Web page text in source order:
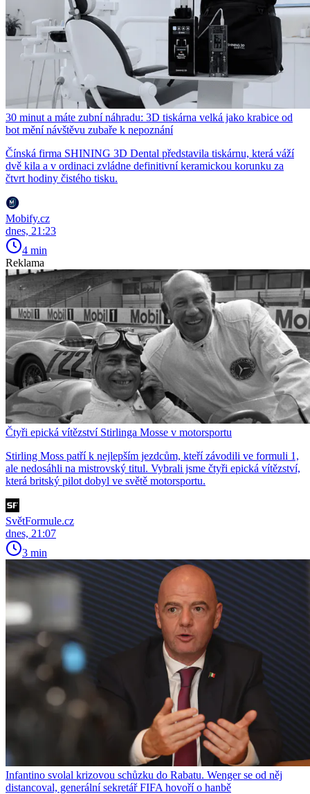
30 minut a máte zubní náhradu: 3D tiskárna velká jako krabice od
bot mění návštěvu zubaře k nepoznání
Čínská firma SHINING 3D Dental představila tiskárnu, která váží
dvě kila a v ordinaci zvládne definitivní keramickou korunku za
čtvrt hodiny čistého tisku.
Mobify.cz
dnes, 21:23
4 min
Reklama
Čtyři epická vítězství Stirlinga Mosse v motorsportu
Stirling Moss patří k nejlepším jezdcům, kteří závodili ve formuli 1,
ale nedosáhli na mistrovský titul. Vybrali jsme čtyři epická vítězství,
která britský pilot dobyl ve světě motorsportu.
SvětFormule.cz
dnes, 21:07
3 min
Infantino svolal krizovou schůzku do Rabatu. Wenger se od něj
distancoval, generální sekretář FIFA hovoří o hanbě